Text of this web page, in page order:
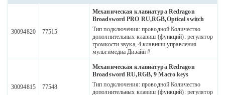
30094820 77515
Механическая клавиатура Redragon
Broadsword PRO RU,RGB,Optical switch
Тип подключения: проводной Количество
дополнительных клавиш (функций): регулятор
громкости звука, 4 клавиши управления
мультимедиа Дизайн #
30094815 77548
Механическая клавиатура Redragon
Broadsword RU,RGB, 9 Macro keys
Тип подключения: проводной Количество
дополнительных клавиш (функций): регулятор